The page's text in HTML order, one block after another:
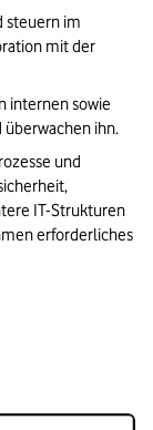
steuern im
mit der
internen sowie
ihn.
und
IT-Strukturen
erforderliches